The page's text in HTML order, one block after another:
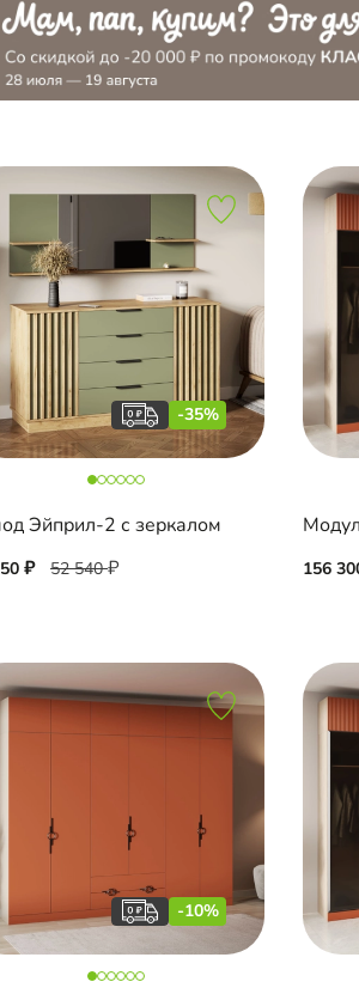
-35%
Эйприл-2 с зеркалом
52 540 156
-10%